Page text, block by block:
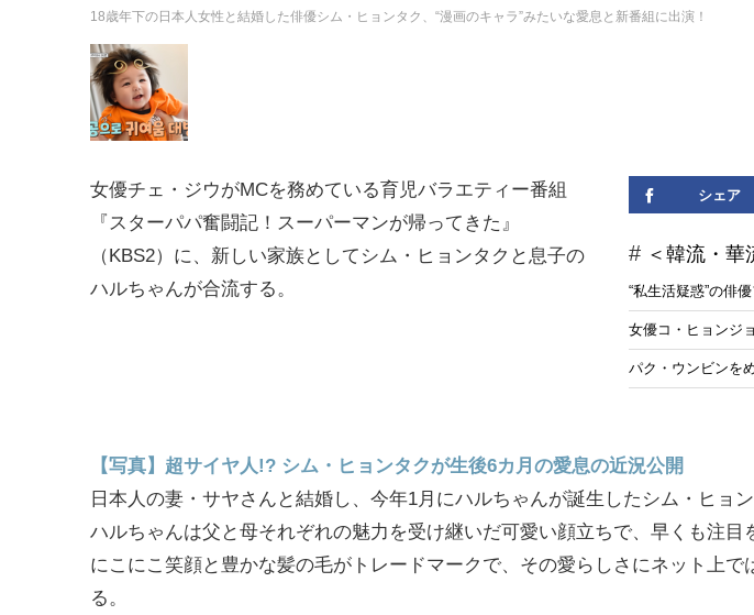
18歳年下の日本人女性と結婚した俳優シム・ヒョンタク、“漫画のキャラ”みたいな愛息と新番組に出演！
シェア
＜韓流・華
“私生活疑惑”の俳
女優コ・ヒョンジ
パク・ウンビンを
女優チェ・ジウがMCを務めている育児バラエティー番組
『スターパパ奮闘記！スーパーマンが帰ってきた』
（KBS2）に、新しい家族としてシム・ヒョンタクと息子の
ハルちゃんが合流する。
【写真】超サイヤ人!? シム・ヒョンタクが生後6カ月の愛息の近況公開
日本人の妻・サヤさんと結婚し、今年1月にハルちゃんが誕生したシム・ヒョン
ハルちゃんは父と母それぞれの魅力を受け継いだ可愛い顔立ちで、早くも注目
にこにこ笑顔と豊かな髪の毛がトレードマークで、その愛らしさにネット上で
る。